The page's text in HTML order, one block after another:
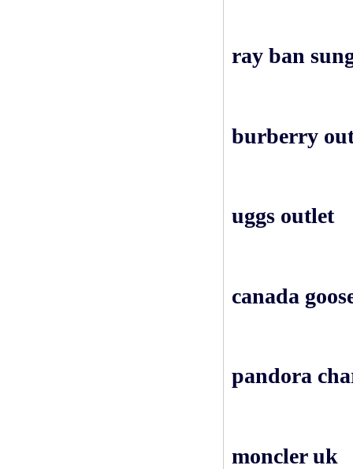
ray ban
burberry
uggs outlet
canada
pandora
moncler uk